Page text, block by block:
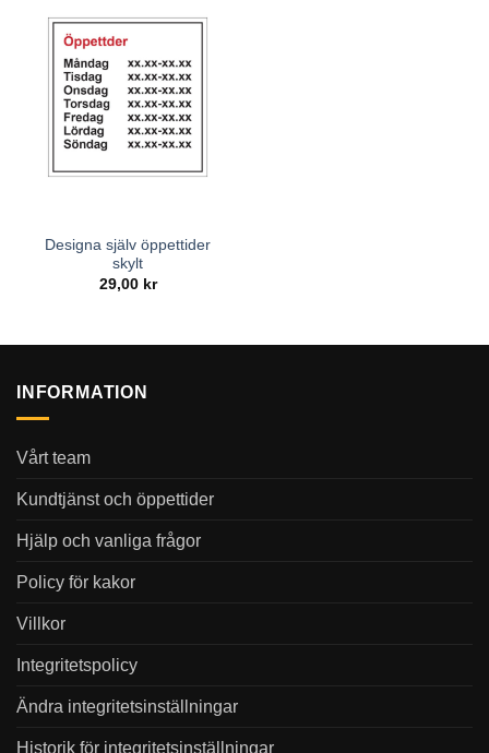
Designa själv öppettider
skylt
29,00 kr
INFORMATION
Vårt team
Kundtjänst och öppettider
Hjälp och vanliga frågor
Policy för kakor
Villkor
Integritetspolicy
Ändra integritetsinställningar
Historik för integritetsinställningar